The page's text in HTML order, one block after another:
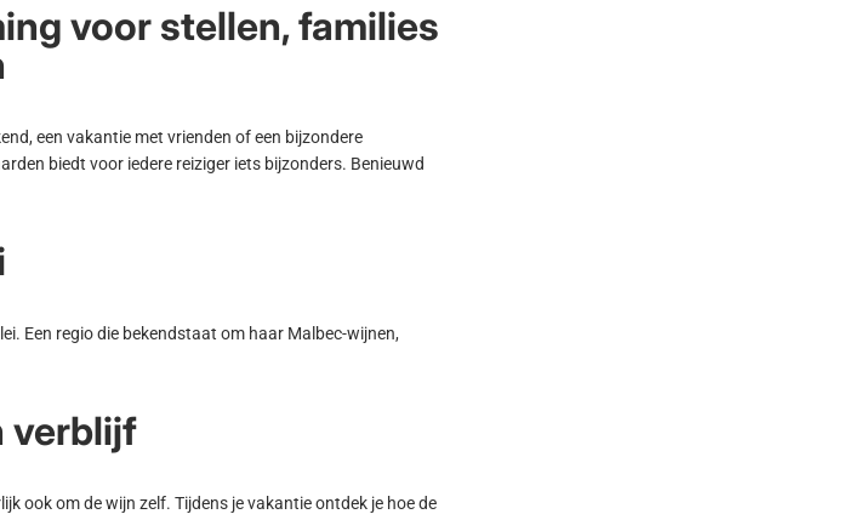
voor stellen, families
een vakantie met vrienden of een bijzondere
biedt voor iedere reiziger iets bijzonders. Benieuwd
Een regio die bekendstaat om haar Malbec-wijnen,
verblijf
ook om de wijn zelf. Tijdens je vakantie ontdek je hoe de